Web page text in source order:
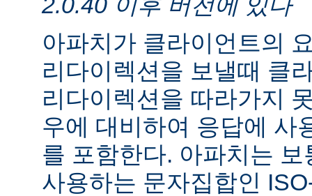
아파치가 클라이언트의
리다이렉션을 보낼때 클
리다이렉션을 따라가지
우에 대비하여 응답에 사
를 포함한다. 아파치는
사용하는 문자집합인